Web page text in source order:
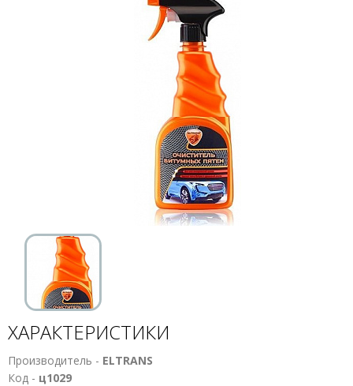
ХАРАКТЕРИСТИКИ
Производитель - ELTRANS
Код - ц1029